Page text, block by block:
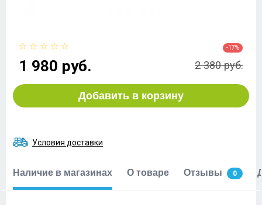
1 980 руб.
-17%
2 380 руб.
Добавить в корзину
Условия доставки
Наличие в магазинах О товаре Отзывы 0